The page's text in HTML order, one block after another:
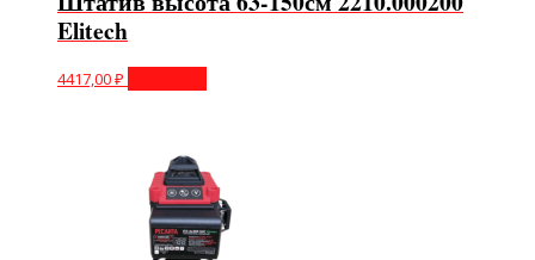
Elitech
4417,00₽